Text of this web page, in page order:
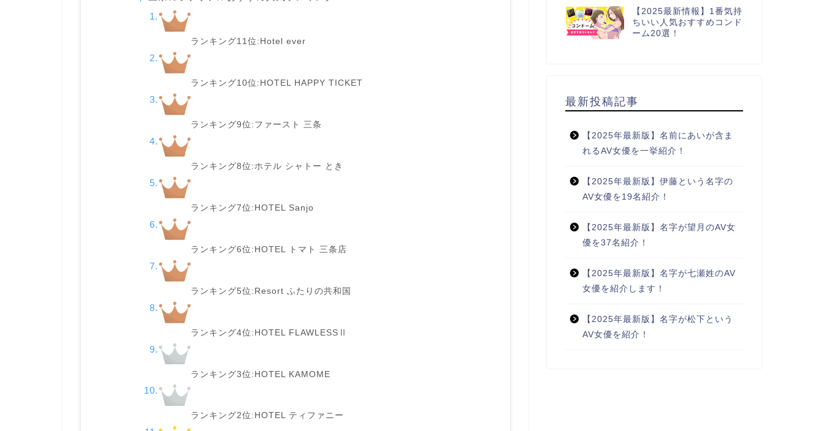
ランキング11位:Hotel ever
ランキング10位:HOTEL HAPPY TICKET
ランキング9位:ファースト 三条
ランキング8位:ホテル シャトー とき
ランキング7位:HOTEL Sanjo
ランキング6位:HOTEL トマト 三条店
ランキング5位:Resort ふたりの共和国
ランキング4位:HOTEL FLAWLESSⅡ
ランキング3位:HOTEL KAMOME
ランキング2位:HOTEL ティファニー
【2025最新情報】1番気持
ちいい人気おすすめコンド
ーム20選！
最新投稿記事
【2025年最新版】名前にあいが含ま
れるAV女優を一挙紹介！
【2025年最新版】伊藤という名字の
AV女優を19名紹介！
【2025年最新版】名字が望月のAV女
優を37名紹介！
【2025年最新版】名字が七瀬姓のAV
女優を紹介します！
【2025年最新版】名字が松下という
AV女優を紹介！